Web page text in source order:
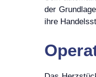
der
ihre